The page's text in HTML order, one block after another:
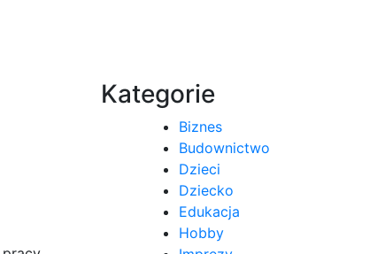
Kategorie
Biznes
Budownictwo
Dzieci
Dziecko
Edukacja
Hobby